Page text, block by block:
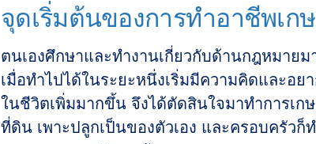
จุดเริ่มต้นของการทำอาชีพเก
ตนเองศึกษาและทำงานเกี่ยวกับด้านกฎหมาย
เมื่อทำไปได้ในระยะหนึ่งเริ่มมีความคิดและอย
ในชีวิตเพิ่มมากขึ้น จึงได้ตัดสินใจมาทำการเก
ที่ดิน เพาะปลูกเป็นของตัวเอง และครอบครัวก็